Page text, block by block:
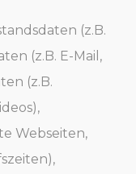
(z.B.
(z.B. E-Mail,
(z.B.
Webseiten,